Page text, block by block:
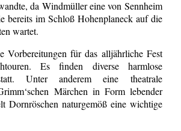
da Windmüller eine von Sennheim
bereits im Schloß Hohenplaneck auf die
wartet.
Vorbereitungen für das alljährliche Fest
Es finden diverse harmlose
Unter anderem eine theatrale
Märchen in Form lebender
Dornröschen naturgemöß eine wichtige